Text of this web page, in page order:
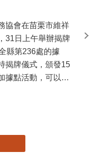
協會在苗栗市維祥
31日上午舉辦揭牌
縣第236處的據
揭牌儀式，頒發15
據點活動，可以更
苗